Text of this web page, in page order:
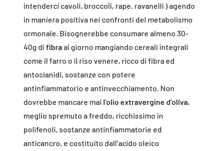
intenderci cavoli, broccoli, rape, ravanelli ) agendo
in maniera positiva nei confronti del metabolismo
ormonale. Bisognerebbe consumare almeno 30-
40g di fibraal giorno mangiando cereali integrali
come il farro o il riso venere, ricco di fibra ed
antocianidi, sostanze con potere
antinfiammatorio e antinvecchiamento. Non
dovrebbe mancare mai l’olio extravergine d’oliva,
meglio spremuto a freddo, ricchissimo in
polifenoli, sostanze antinfiammatorie ed
anticancro, e costituito dall’acido oleico